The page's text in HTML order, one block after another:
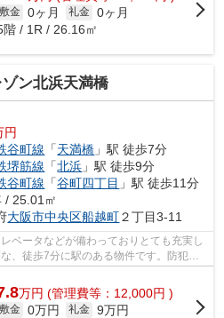
敷金 0ヶ月 礼金 0ヶ月
階 / 1R / 26.16㎡
ゾン北浜天満橋
円
谷町線 「天満橋 」駅 徒歩7分
堺筋線 「北浜 」駅 徒歩9分
谷町線 「谷町四丁目 」駅 徒歩11分
/ 25.01㎡
大阪市中央区船越町２丁目3-11
ベータなどが備わっておりとても充実し
、徒歩7分に駅のある物件です。防犯対
物件...
万円 (管理費等：12,000円 )
敷金 0万円 礼金 9万円